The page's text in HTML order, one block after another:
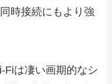
時接続にもより強
Fiは凄い画期的なシ